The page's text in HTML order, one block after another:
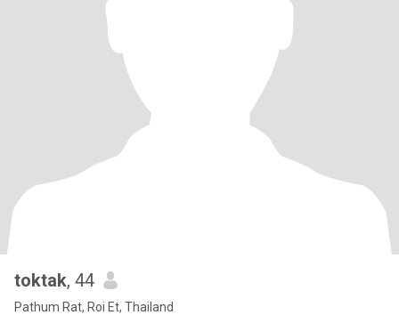
toktak, 44
Pathum Rat, Roi Et, Thailand